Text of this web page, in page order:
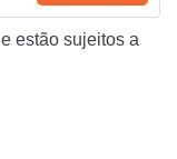
estão sujeitos a